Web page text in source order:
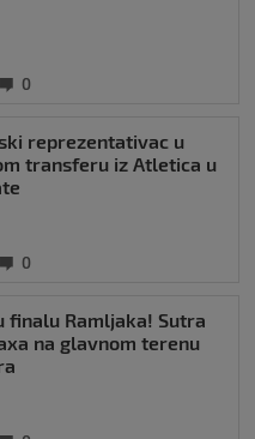
0
reprezentativac u
transferu iz Atletica u
0
finalu Ramljaka! Sutra
na glavnom terenu